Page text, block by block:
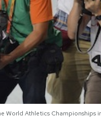
Athletics Championships